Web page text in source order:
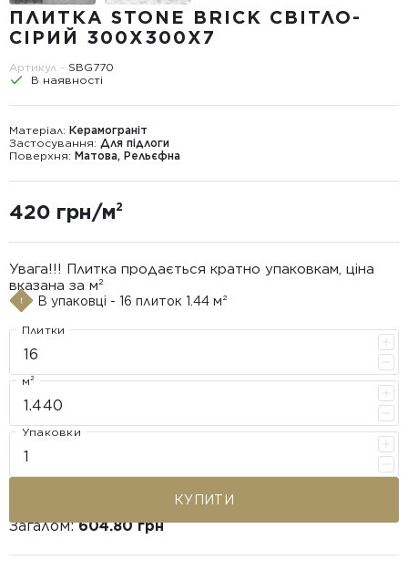
ПЛИТКА STONE BRICK СВІТЛО-
СІРИЙ 300Х300X7
Артикул - SBG770
В наявності
Матеріал: Керамограніт
Застосування: Для підлоги
Поверхня: Матова, Рельєфна
420 грн/м²
Увага!!! Плитка продається кратно упаковкам, ціна
вказана за м²
В упаковці - 16 плиток 1.44 м²
Плитки
м²
Упаковки
КУПИТИ
Загалом:604.80 грн